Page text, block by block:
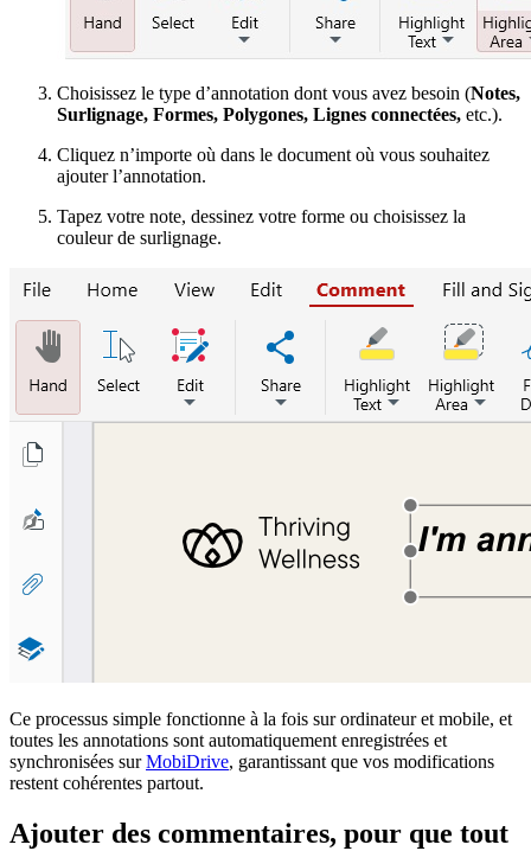
Choisissez le type d’annotation dont vous avez besoin (Notes,
Surlignage, Formes, Polygones, Lignes connectées, etc.).
Cliquez n’importe où dans le document où vous souhaitez
ajouter l’annotation.
Tapez votre note, dessinez votre forme ou choisissez la
couleur de surlignage.
Ce processus simple fonctionne à la fois sur ordinateur et mobile, et
toutes les annotations sont automatiquement enregistrées et
synchronisées surMobiDrive, garantissant que vos modifications
restent cohérentes partout.
Ajouter des commentaires, pour que tout